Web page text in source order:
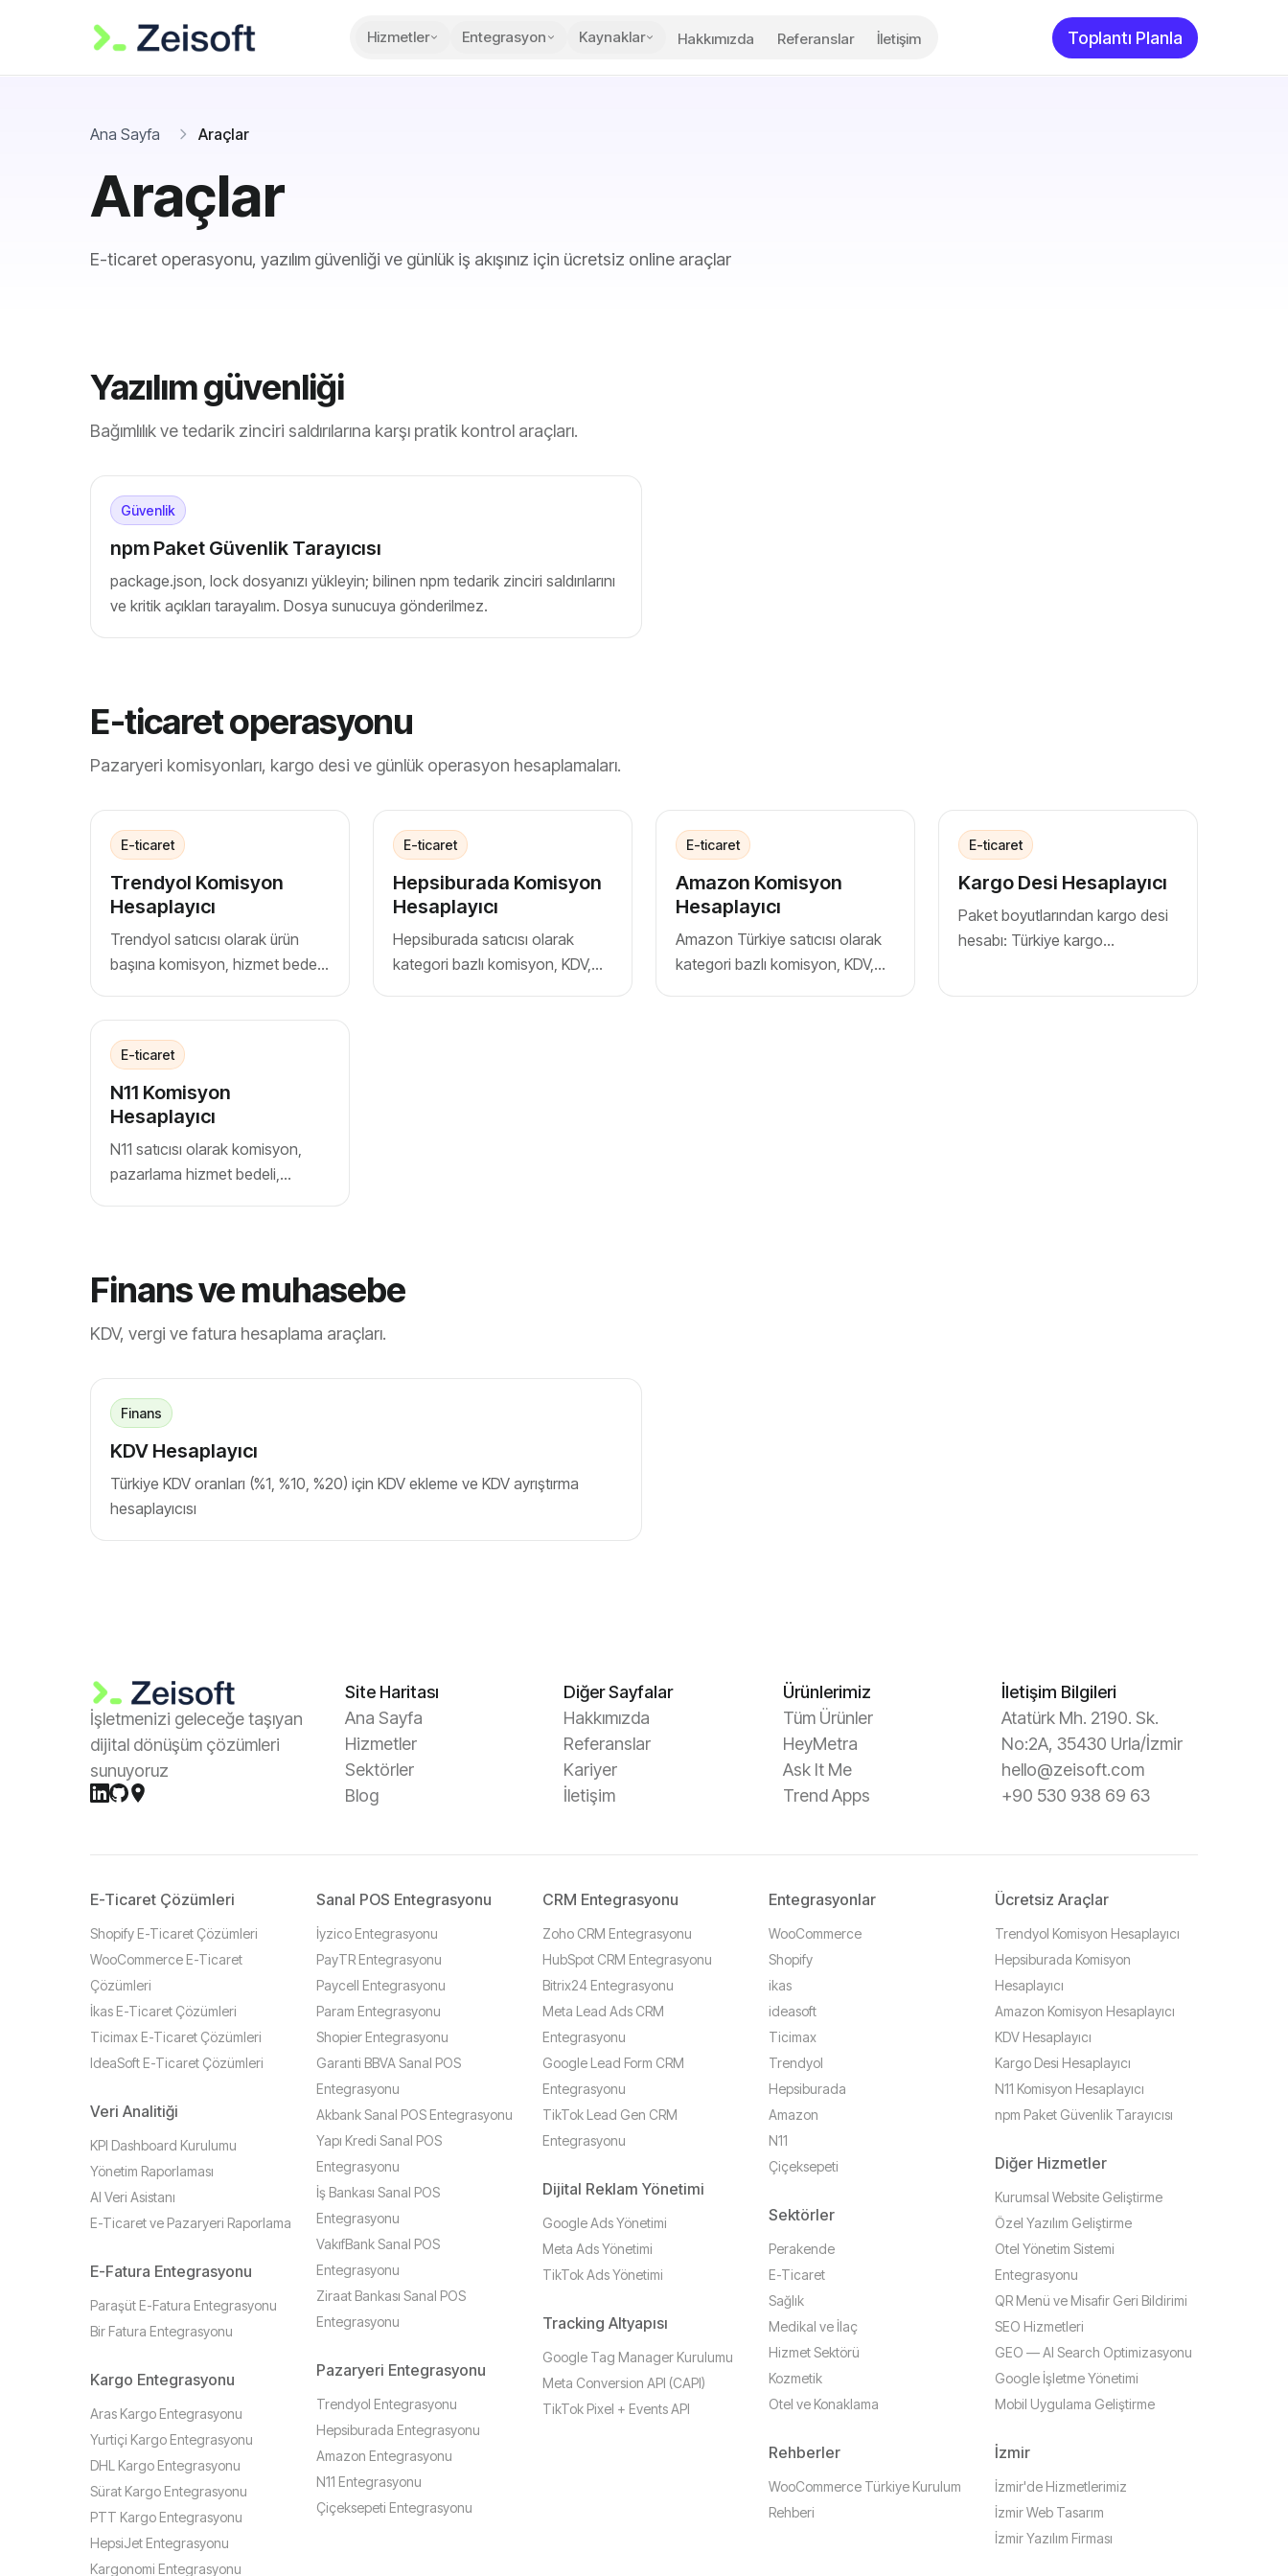
Hizmetler Entegrasyon Kaynaklar Hakkımızda Referanslar İletişim Toplantı Planla
Ana Sayfa Araçlar
Araçlar
E-ticaret operasyonu, yazılım güvenliği ve günlük iş akışınız için ücretsiz online araçlar
Yazılım güvenliği
Bağımlılık ve tedarik zinciri saldırılarına karşı pratik kontrol araçları.
Güvenlik
npm Paket Güvenlik Tarayıcısı
package.json, lock dosyanızı yükleyin; bilinen npm tedarik zinciri saldırılarını
ve kritik açıkları tarayalım. Dosya sunucuya gönderilmez.
E-ticaret operasyonu
Pazaryeri komisyonları, kargo desi ve günlük operasyon hesaplamaları.
E-ticaret
Trendyol Komisyon
Hesaplayıcı
Trendyol satıcısı olarak ürün
başına komisyon, hizmet bedeli
E-ticaret
Hepsiburada Komisyon
Hesaplayıcı
Hepsiburada satıcısı olarak
kategori bazlı komisyon, KDV,
E-ticaret
Amazon Komisyon
Hesaplayıcı
Amazon Türkiye satıcısı olarak
kategori bazlı komisyon, KDV,
E-ticaret
Kargo Desi Hesaplayıcı
Paket boyutlarından kargo desi
hesabı: Türkiye kargo
E-ticaret
N11 Komisyon
Hesaplayıcı
N11 satıcısı olarak komisyon,
pazarlama hizmet bedeli,
Finans ve muhasebe
KDV, vergi ve fatura hesaplama araçları.
Finans
KDV Hesaplayıcı
Türkiye KDV oranları (%1, %10, %20) için KDV ekleme ve KDV ayrıştırma
hesaplayıcısı
İşletmenizi geleceğe taşıyan
dijital dönüşüm çözümleri
sunuyoruz
Site Haritası
Ana Sayfa
Hizmetler
Sektörler
Blog
Diğer Sayfalar
Hakkımızda
Referanslar
Kariyer
İletişim
Ürünlerimiz
Tüm Ürünler
HeyMetra
Ask It Me
Trend Apps
İletişim Bilgileri
Atatürk Mh. 2190. Sk.
No:2A, 35430 Urla/İzmir
hello@zeisoft.com
+90 530 938 69 63
E-Ticaret Çözümleri
Shopify E-Ticaret Çözümleri
WooCommerce E-Ticaret
Çözümleri
İkas E-Ticaret Çözümleri
Ticimax E-Ticaret Çözümleri
IdeaSoft E-Ticaret Çözümleri
Veri Analitiği
KPI Dashboard Kurulumu
Yönetim Raporlaması
AI Veri Asistanı
E-Ticaret ve Pazaryeri Raporlama
E-Fatura Entegrasyonu
Paraşüt E-Fatura Entegrasyonu
Bir Fatura Entegrasyonu
Kargo Entegrasyonu
Aras Kargo Entegrasyonu
Yurtiçi Kargo Entegrasyonu
DHL Kargo Entegrasyonu
Sürat Kargo Entegrasyonu
PTT Kargo Entegrasyonu
HepsiJet Entegrasyonu
Kargonomi Entegrasyonu
Sanal POS Entegrasyonu
İyzico Entegrasyonu
PayTR Entegrasyonu
Paycell Entegrasyonu
Param Entegrasyonu
Shopier Entegrasyonu
Garanti BBVA Sanal POS
Entegrasyonu
Akbank Sanal POS Entegrasyonu
Yapı Kredi Sanal POS
Entegrasyonu
İş Bankası Sanal POS
Entegrasyonu
VakıfBank Sanal POS
Entegrasyonu
Ziraat Bankası Sanal POS
Entegrasyonu
Pazaryeri Entegrasyonu
Trendyol Entegrasyonu
Hepsiburada Entegrasyonu
Amazon Entegrasyonu
N11 Entegrasyonu
Çiçeksepeti Entegrasyonu
CRM Entegrasyonu
Zoho CRM Entegrasyonu
HubSpot CRM Entegrasyonu
Bitrix24 Entegrasyonu
Meta Lead Ads CRM
Entegrasyonu
Google Lead Form CRM
Entegrasyonu
TikTok Lead Gen CRM
Entegrasyonu
Dijital Reklam Yönetimi
Google Ads Yönetimi
Meta Ads Yönetimi
TikTok Ads Yönetimi
Tracking Altyapısı
Google Tag Manager Kurulumu
Meta Conversion API (CAPI)
TikTok Pixel + Events API
Entegrasyonlar
WooCommerce
Shopify
ikas
ideasoft
Ticimax
Trendyol
Hepsiburada
Amazon
N11
Çiçeksepeti
Sektörler
Perakende
E-Ticaret
Sağlık
Medikal ve İlaç
Hizmet Sektörü
Kozmetik
Otel ve Konaklama
Rehberler
WooCommerce Türkiye Kurulum
Rehberi
Ücretsiz Araçlar
Trendyol Komisyon Hesaplayıcı
Hepsiburada Komisyon
Hesaplayıcı
Amazon Komisyon Hesaplayıcı
KDV Hesaplayıcı
Kargo Desi Hesaplayıcı
N11 Komisyon Hesaplayıcı
npm Paket Güvenlik Tarayıcısı
Diğer Hizmetler
Kurumsal Website Geliştirme
Özel Yazılım Geliştirme
Otel Yönetim Sistemi
Entegrasyonu
QR Menü ve Misafir Geri Bildirimi
SEO Hizmetleri
GEO — AI Search Optimizasyonu
Google İşletme Yönetimi
Mobil Uygulama Geliştirme
İzmir
İzmir'de Hizmetlerimiz
İzmir Web Tasarım
İzmir Yazılım Firması